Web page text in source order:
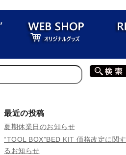
最近の投稿
夏期休業日のお知らせ
“TOOL BOX”BED KIT 価格改定に関す
るお知らせ